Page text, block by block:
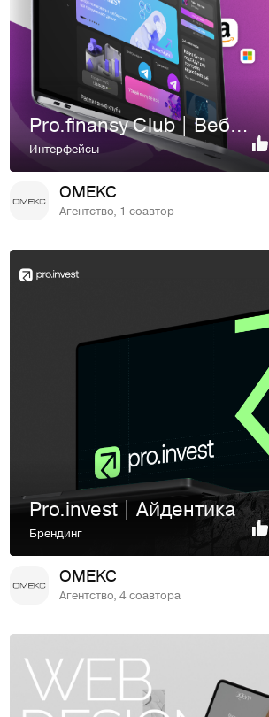
Pro.finansy Club | Веб-сайт
Интерфейсы
OMEKC
Агентство, 1 соавтор
Pro.invest | Айдентика
Брендинг
OMEKC
Агентство, 4 соавтора